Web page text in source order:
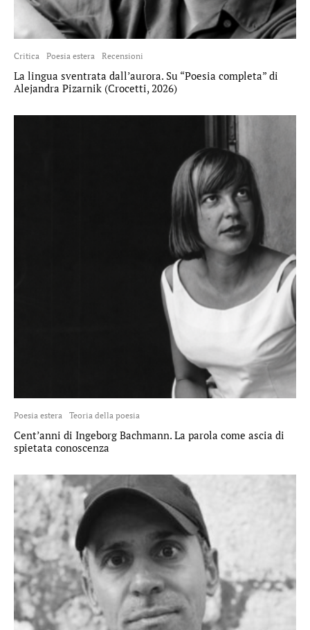
Critica Poesia estera Recensioni
La lingua sventrata dall’aurora. Su “Poesia completa” di
Alejandra Pizarnik (Crocetti, 2026)
Poesia estera Teoria della poesia
Cent’anni di Ingeborg Bachmann. La parola come ascia di
spietata conoscenza